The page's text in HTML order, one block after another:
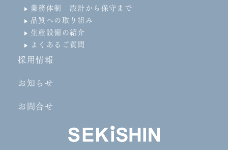
業務体制 設計から保守まで
品質への取り組み
生産設備の紹介
よくあるご質問
採用情報
お知らせ
お問合せ